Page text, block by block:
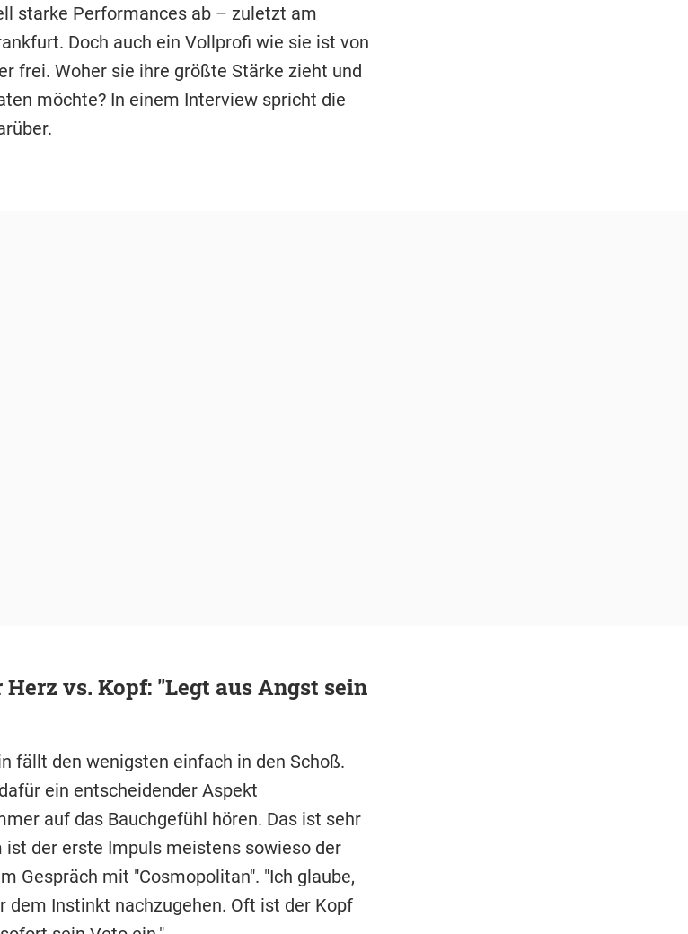
starke Performances ab – zuletzt am
Doch auch ein Vollprofi wie sie ist von
frei. Woher sie ihre größte Stärke zieht und
möchte? In einem Interview spricht die
vs. Kopf: "Legt aus Angst sein
fällt den wenigsten einfach in den Schoß.
ein entscheidender Aspekt
auf das Bauchgefühl hören. Das ist sehr
der erste Impuls meistens sowieso der
Gespräch mit "Cosmopolitan". "Ich glaube,
dem Instinkt nachzugehen. Oft ist der Kopf